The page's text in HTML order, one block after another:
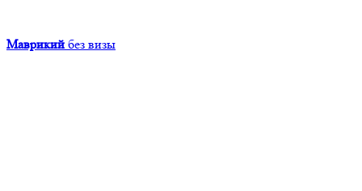
Маврикий без визы